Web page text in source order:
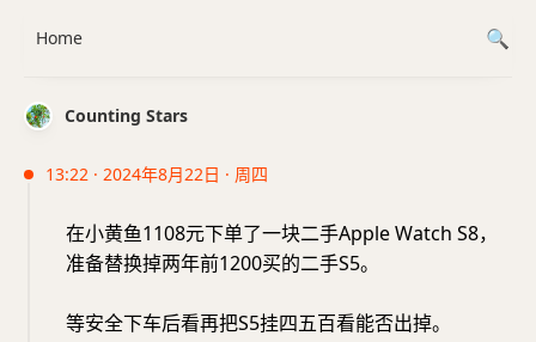
Counting Stars
13:22 · 2024年8月22日 · 周四
在小黄鱼1108元下单了一块二手Apple Watch S8，
准备替换掉两年前1200买的二手S5。
等安全下车后看再把S5挂四五百看能否出掉。
Home